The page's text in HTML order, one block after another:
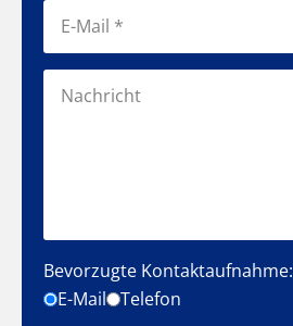
Bevorzugte Kontaktaufnahme:
E-Mail
Telefon